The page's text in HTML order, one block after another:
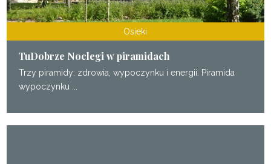
Osieki
TuDobrze Noclegi w piramidach
Trzy piramidy: zdrowia, wypoczynku i energii. Piramida
wypoczynku ...